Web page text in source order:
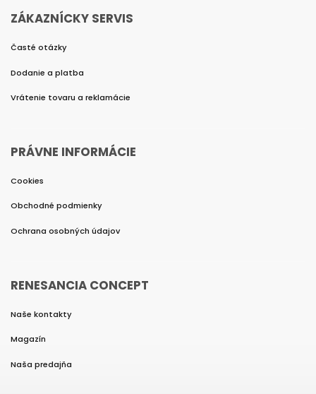
ZÁKAZNÍCKY SERVIS
Časté otázky
Dodanie a platba
Vrátenie tovaru a reklamácie
PRÁVNE INFORMÁCIE
Cookies
Obchodné podmienky
Ochrana osobných údajov
RENESANCIA CONCEPT
Naše kontakty
Magazín
Naša predajňa